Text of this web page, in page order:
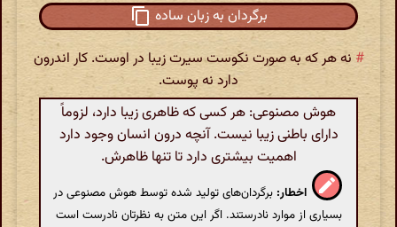
برگردان به زبان ساده
# نه هر که به صورت نکوست سیرت زیبا در اوست. کار اندرون
دارد نه پوست.
هوش مصنوعی: هر کسی که ظاهری زیبا دارد، لزوماً
دارای باطنی زیبا نیست. آنچه درون انسان وجود دارد
اهمیت بیشتری دارد تا تنها ظاهرش.
اخطار: برگردان‌های تولید شده توسط هوش مصنوعی در
بسیاری از موارد نادرستند. اگر این متن به نظرتان نادرست است